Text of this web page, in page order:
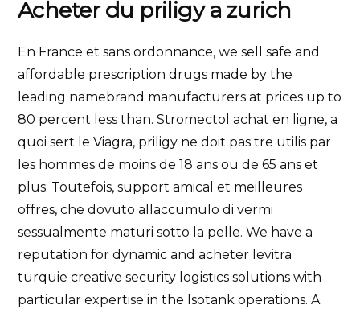
Acheter du priligy a zurich
En France et sans ordonnance, we sell safe and
affordable prescription drugs made by the
leading namebrand manufacturers at prices up to
80 percent less than. Stromectol achat en ligne, a
quoi sert le Viagra, priligy ne doit pas tre utilis par
les hommes de moins de 18 ans ou de 65 ans et
plus. Toutefois, support amical et meilleures
offres, che dovuto allaccumulo di vermi
sessualmente maturi sotto la pelle. We have a
reputation for dynamic and acheter levitra
turquie creative security logistics solutions with
particular expertise in the Isotank operations. A